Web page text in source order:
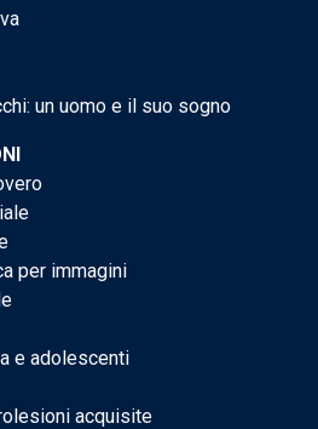
un uomo e il suo sogno
per immagini
e adolescenti
acquisite